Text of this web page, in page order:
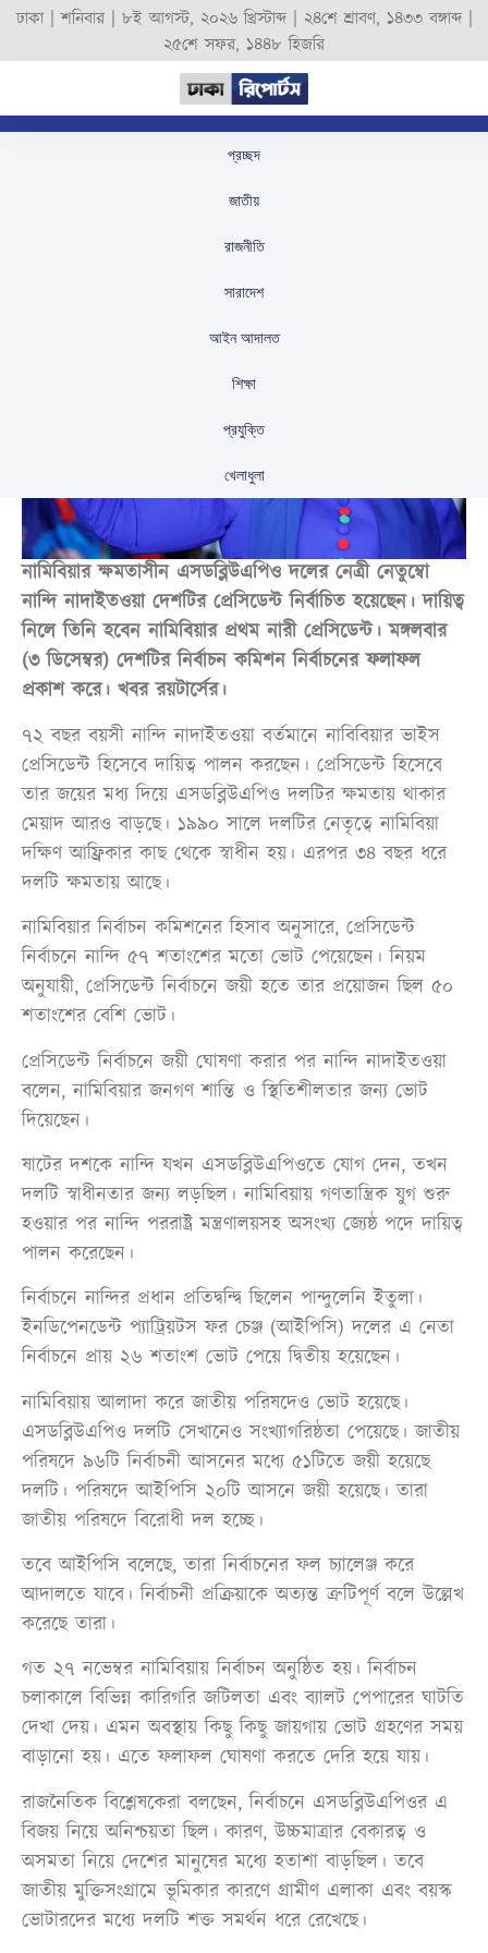
ঢাকা |শনিবার| ৮ই আগস্ট, ২০২৬ খ্রিস্টাব্দ| ২৪শে শ্রাবণ, ১৪৩৩ বঙ্গাব্দ|
২৫শে সফর, ১৪৪৮ হিজরি
প্রচ্ছদ
জাতীয়
রাজনীতি
সারাদেশ
আইন আদালত
শিক্ষা
প্রযুক্তি
খেলাধুলা
প্রথম নারী প্রেসিডেন্ট পেলো
December 4, 2024
নামিবিয়ার ক্ষমতাসীন এসডব্লিউএপিও দলের নেত্রী নেতুম্বো
নান্দি নাদাইতওয়া দেশটির প্রেসিডেন্ট নির্বাচিত হয়েছেন। দায়িত্ব
নিলে তিনি হবেন নামিবিয়ার প্রথম নারী প্রেসিডেন্ট। মঙ্গলবার
(৩ ডিসেম্বর) দেশটির নির্বাচন কমিশন নির্বাচনের ফলাফল
প্রকাশ করে। খবর রয়টার্সের।
৭২ বছর বয়সী নান্দি নাদাইতওয়া বর্তমানে নাবিবিয়ার ভাইস
প্রেসিডেন্ট হিসেবে দায়িত্ব পালন করছেন। প্রেসিডেন্ট হিসেবে
তার জয়ের মধ্য দিয়ে এসডব্লিউএপিও দলটির ক্ষমতায় থাকার
মেয়াদ আরও বাড়ছে। ১৯৯০ সালে দলটির নেতৃত্বে নামিবিয়া
দক্ষিণ আফ্রিকার কাছ থেকে স্বাধীন হয়। এরপর ৩৪ বছর ধরে
দলটি ক্ষমতায় আছে।
নামিবিয়ার নির্বাচন কমিশনের হিসাব অনুসারে, প্রেসিডেন্ট
নির্বাচনে নান্দি ৫৭ শতাংশের মতো ভোট পেয়েছেন। নিয়ম
অনুযায়ী, প্রেসিডেন্ট নির্বাচনে জয়ী হতে তার প্রয়োজন ছিল ৫০
শতাংশের বেশি ভোট।
প্রেসিডেন্ট নির্বাচনে জয়ী ঘোষণা করার পর নান্দি নাদাইতওয়া
বলেন, নামিবিয়ার জনগণ শান্তি ও স্থিতিশীলতার জন্য ভোট
দিয়েছেন।
ষাটের দশকে নান্দি যখন এসডব্লিউএপিওতে যোগ দেন, তখন
দলটি স্বাধীনতার জন্য লড়ছিল। নামিবিয়ায় গণতান্ত্রিক যুগ শুরু
হওয়ার পর নান্দি পররাষ্ট্র মন্ত্রণালয়সহ অসংখ্য জ্যেষ্ঠ পদে দায়িত্ব
পালন করেছেন।
নির্বাচনে নান্দির প্রধান প্রতিদ্বন্দ্বি ছিলেন পান্দুলেনি ইতুলা।
ইনডিপেনডেন্ট প্যাট্রিয়টস ফর চেঞ্জ (আইপিসি) দলের এ নেতা
নির্বাচনে প্রায় ২৬ শতাংশ ভোট পেয়ে দ্বিতীয় হয়েছেন।
নামিবিয়ায় আলাদা করে জাতীয় পরিষদেও ভোট হয়েছে।
এসডব্লিউএপিও দলটি সেখানেও সংখ্যাগরিষ্ঠতা পেয়েছে। জাতীয়
পরিষদে ৯৬টি নির্বাচনী আসনের মধ্যে ৫১টিতে জয়ী হয়েছে
দলটি। পরিষদে আইপিসি ২০টি আসনে জয়ী হয়েছে। তারা
জাতীয় পরিষদে বিরোধী দল হচ্ছে।
তবে আইপিসি বলেছে, তারা নির্বাচনের ফল চ্যালেঞ্জ করে
আদালতে যাবে। নির্বাচনী প্রক্রিয়াকে অত্যন্ত ত্রুটিপূর্ণ বলে উল্লেখ
করেছে তারা।
গত ২৭ নভেম্বর নামিবিয়ায় নির্বাচন অনুষ্ঠিত হয়। নির্বাচন
চলাকালে বিভিন্ন কারিগরি জটিলতা এবং ব্যালট পেপারের ঘাটতি
দেখা দেয়। এমন অবস্থায় কিছু কিছু জায়গায় ভোট গ্রহণের সময়
বাড়ানো হয়। এতে ফলাফল ঘোষণা করতে দেরি হয়ে যায়।
রাজনৈতিক বিশ্লেষকেরা বলছেন, নির্বাচনে এসডব্লিউএপিওর এ
বিজয় নিয়ে অনিশ্চয়তা ছিল। কারণ, উচ্চমাত্রার বেকারত্ব ও
অসমতা নিয়ে দেশের মানুষের মধ্যে হতাশা বাড়ছিল। তবে
জাতীয় মুক্তিসংগ্রামে ভূমিকার কারণে গ্রামীণ এলাকা এবং বয়স্ক
ভোটারদের মধ্যে দলটি শক্ত সমর্থন ধরে রেখেছে।